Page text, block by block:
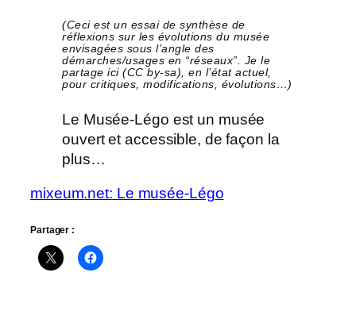
(Ceci est un essai de synthèse de
réflexions sur les évolutions du musée
envisagées sous l’angle des
démarches/usages en “réseaux”. Je le
partage ici (CC by-sa), en l’état actuel,
pour critiques, modifications, évolutions…)
Le Musée-Légo est un musée
ouvert et accessible, de façon la
plus…
mixeum.net: Le musée-Légo
Partager :